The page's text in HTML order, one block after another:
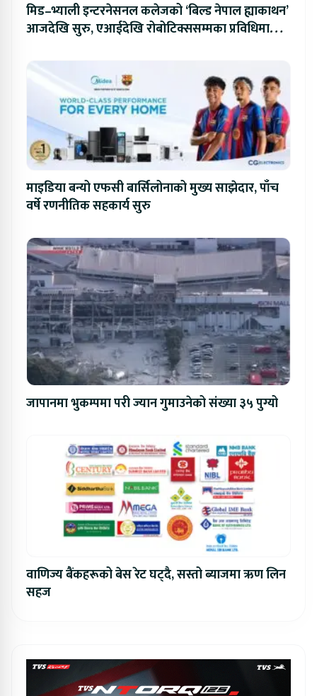
मिड–भ्याली इन्टरनेसनल कलेजको ‘बिल्ड नेपाल ह्याकाथन’
आजदेखि सुरु, एआईदेखि रोबोटिक्ससम्मका प्रविधिमा
माइडिया बन्यो एफसी बार्सिलोनाको मुख्य साझेदार, पाँच
वर्षे रणनीतिक सहकार्य सुरु
जापानमा भुकम्पमा परी ज्यान गुमाउनेको संख्या ३५ पुग्यो
वाणिज्य बैंकहरूको बेस रेट घट्दै, सस्तो ब्याजमा ऋण लिन
सहज